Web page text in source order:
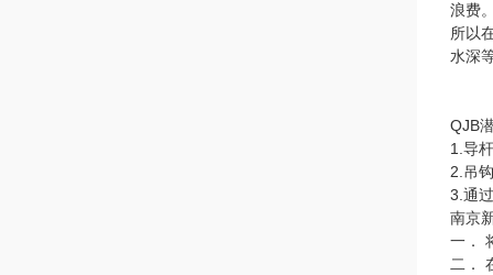
浪费
所以
水深
QJB
1.导
2.吊
3.通
南京
一．
二．